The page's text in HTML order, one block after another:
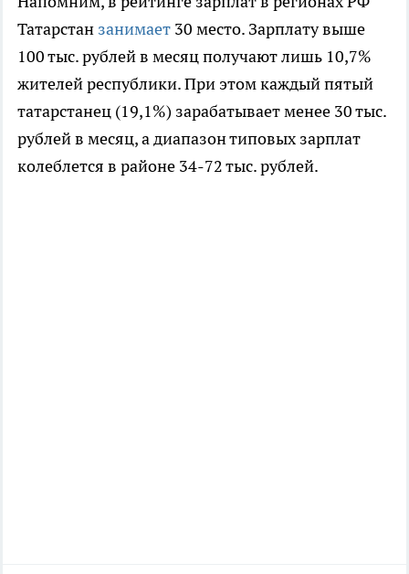
Татарстан занимает 30 место. Зарплату выше
100 тыс. рублей в месяц получают лишь 10,7%
жителей республики. При этом каждый пятый
татарстанец (19,1%) зарабатывает менее 30 тыс.
рублей в месяц, а диапазон типовых зарплат
колеблется в районе 34-72 тыс. рублей.